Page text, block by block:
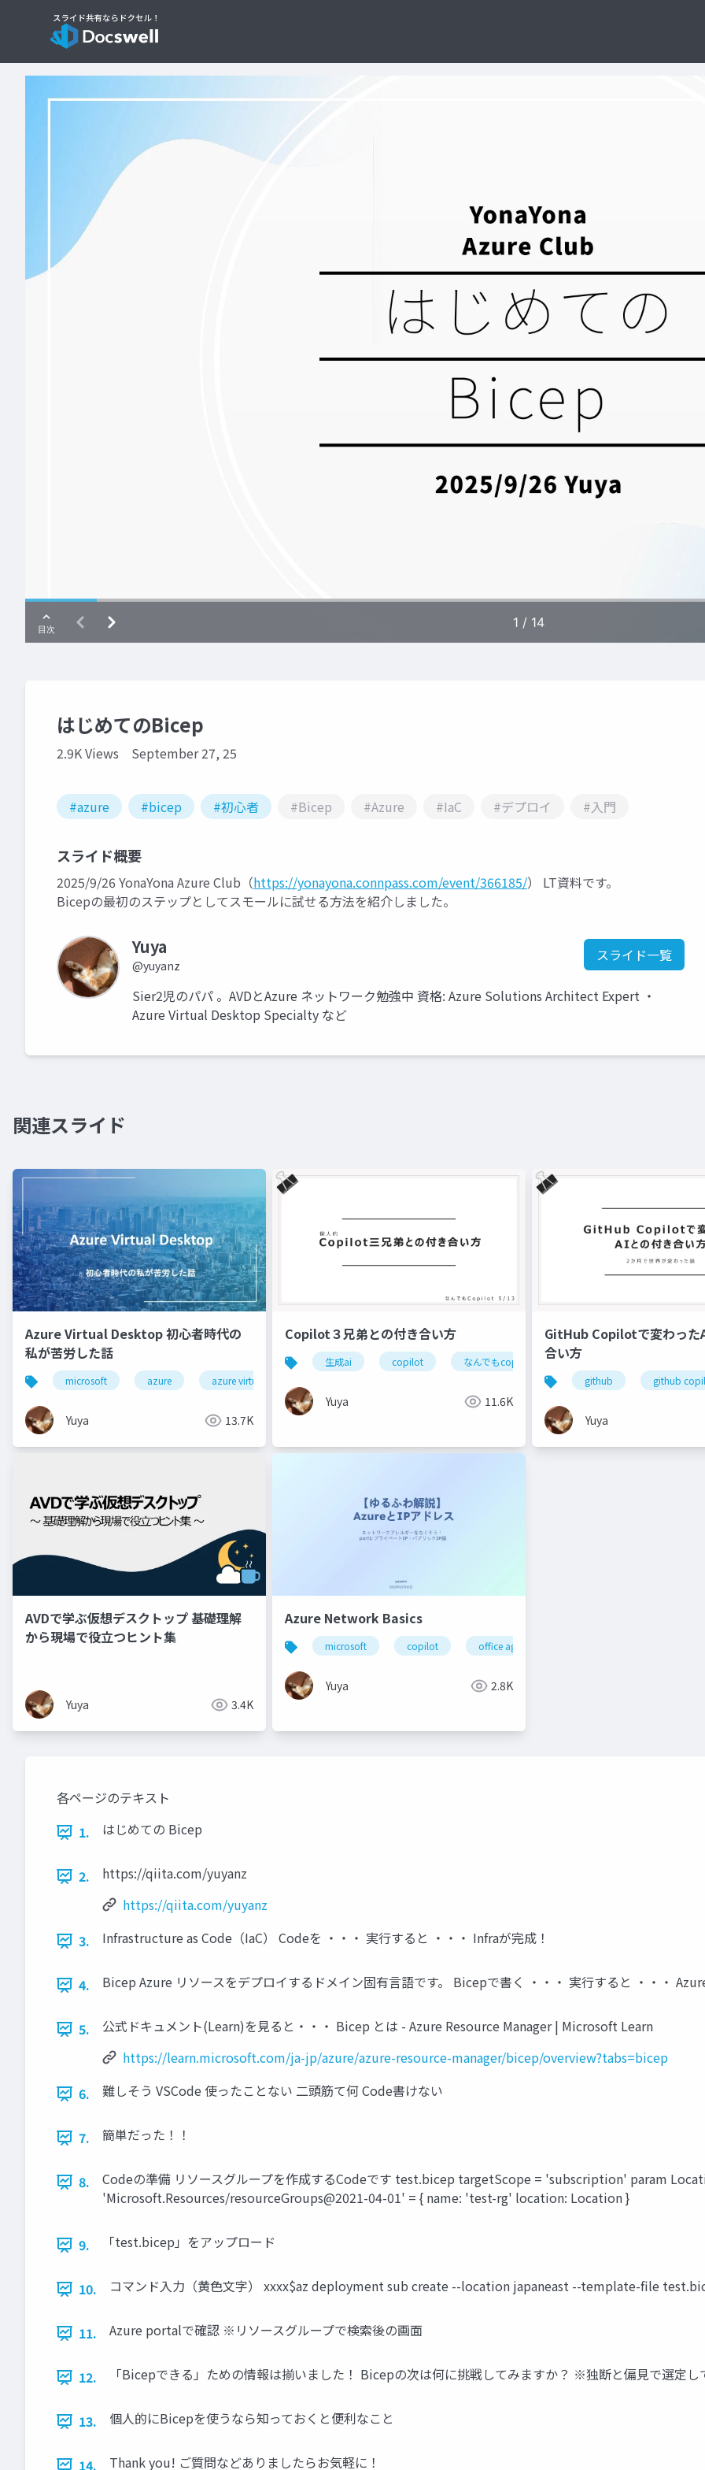
はじめてのBicep
2.9K Views September 27, 25
#azure #bicep #初心者 #Bicep #Azure #IaC #デプロイ #入門
スライド概要
2025/9/26 YonaYona Azure Club（https://yonayona.connpass.com/event/366185/） LT資料です。
Bicepの最初のステップとしてスモールに試せる方法を紹介しました。
Yuya
@yuyanz
スライド一覧
Sier2児のパパ 。AVDとAzure ネットワーク勉強中 資格: Azure Solutions Architect Expert ・
Azure Virtual Desktop Specialty など
関連スライド
Azure Virtual Desktop 初心者時代の
私が苦労した話
microsoft azure azure virtual desktop
Yuya 13.7K
Copilot３兄弟との付き合い方
生成ai copilot なんでもcopilot ai
Yuya 11.6K
GitHub Copilotで変わった
合い方
github github
Yuya
AVDで学ぶ仮想デスクトップ 基礎理解
から現場で役立つヒント集
Yuya 3.4K
Azure Network Basics
microsoft copilot office agent
Yuya 2.8K
各ページのテキスト
1.
はじめての Bicep
2.
https://qiita.com/yuyanz
https://qiita.com/yuyanz
3.
Infrastructure as Code（IaC） Codeを ・・・ 実行すると ・・・ Infraが完成！
4. Bicep Azure リソースをデプロイするドメイン固有言語です。 Bicepで書く ・・・ 実行すると ・・・
5.
公式ドキュメント(Learn)を見ると・・・ Bicep とは - Azure Resource Manager | Microsoft Learn
https://learn.microsoft.com/ja-jp/azure/azure-resource-manager/bicep/overview?tabs=bicep
6.
難しそう VSCode 使ったことない 二頭筋て何 Code書けない
7. 簡単だった！！
8.
Codeの準備 リソースグループを作成するCodeです test.bicep targetScope = 'subscription' param
'Microsoft.Resources/resourceGroups@2021-04-01' = { name: 'test-rg' location: Location }
9. 「test.bicep」をアップロード
10. コマンド入力（黄色文字） xxxx$az deployment sub create --location japaneast --template-file
11. Azure portalで確認 ※リソースグループで検索後の画面
12. 「Bicepできる」ための情報は揃いました！ Bicepの次は何に挑戦してみますか？ ※独断と偏見で選定
13. 個人的にBicepを使うなら知っておくと便利なこと
14. Thank you! ご質問などありましたらお気軽に！